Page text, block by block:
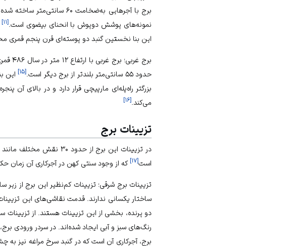
نمونه‌های پوشش دوپوش با انحنای بیضوی است.[۱۱]
این بنا نخستین گنبد دو پوسته‌ای قرن پنجم
برج غربی؛ برج غربی با ارتفاع ۱۲ متر در سال ۴۸۶ قمری ساخته شد. قطر داخلی این بنا هفت متر و قطر خارجی آن حدود ۱۰ متر است.
حدود ۵۵ سانتی‌متر بلندتر از برج دیگر است.
[۱۵]
بزرگتر راه‌پله‌ای مارپیچی قرار دارد و در بالای
می‌کند.[۱۶]
تزیینات برج
در تزیینات این برج از
است[۱۷] که از وجود سنتی کهن در آجرکاری آن
تزیینات برج شرقی؛ تزیینات کم‌نظیر این برج از
ساختار یکسانی ندارند. قدمت نقاشی‌های این
دو پرنده، بخشی از این تزیینات هستند. از تزیینات
رنگ‌های سبز و آبی ایجاد شده‌اند. در سردر ورودی
برج، آجرکاری آن است که در گنبد سرخ مراغه نیز به